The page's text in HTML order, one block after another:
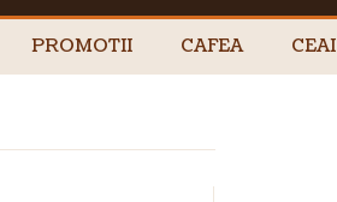
PROMOTII CAFEA CEAI